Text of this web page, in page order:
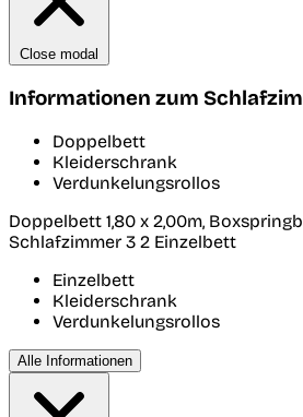
Close modal
Informationen zum
Doppelbett
Kleiderschrank
Verdunkelungsrollos
Doppelbett 1,80 x 2,00m,
Schlafzimmer 3 2 Einzelbett
Einzelbett
Kleiderschrank
Verdunkelungsrollos
Alle Informationen